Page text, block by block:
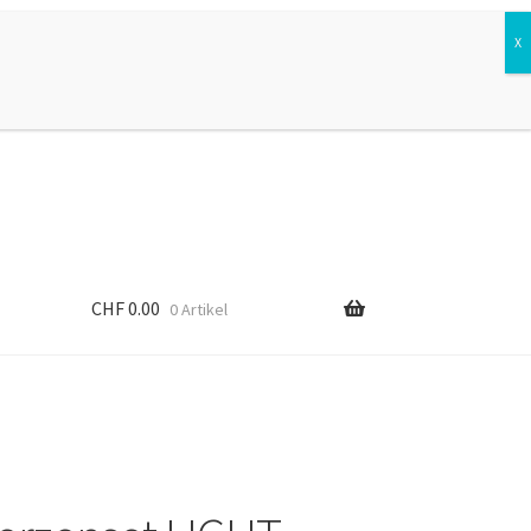
CHF0.00 0 Artikel